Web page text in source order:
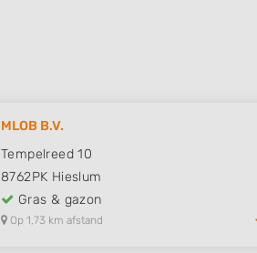
MLOB B.V.
Tempelreed 10
8762PK Hieslum
Gras & gazon
Op 1,73 km afstand